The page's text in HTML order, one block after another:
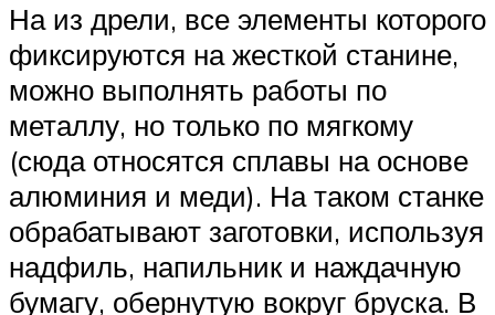
На из дрели, все элементы которого
фиксируются на жесткой станине,
можно выполнять работы по
металлу, но только по мягкому
(сюда относятся сплавы на основе
алюминия и меди). На таком станке
обрабатывают заготовки, используя
надфиль, напильник и наждачную
бумагу, обернутую вокруг бруска. В